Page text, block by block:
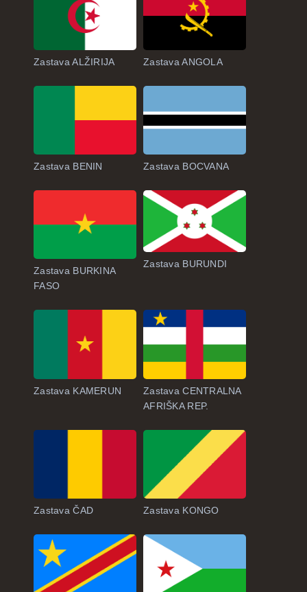
Zastava ALŽIRIJA Zastava ANGOLA
Zastava BENIN Zastava BOCVANA
Zastava BURKINA
FASO
Zastava BURUNDI
Zastava KAMERUN
Zastava CENTRALNA
AFRIŠKA REP.
Zastava ČAD Zastava KONGO